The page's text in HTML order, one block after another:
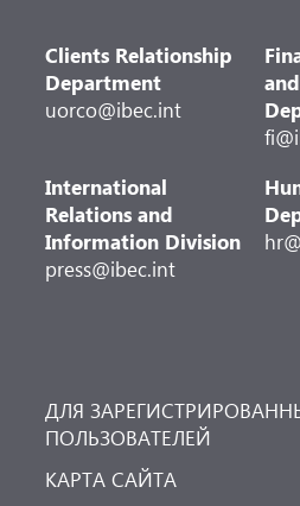
Clients Relationship
Department
uorco@ibec.int
International
Relations and
Information Division
press@ibec.int
ДЛЯ
ПОЛЬЗОВАТЕЛЕЙ
КАРТА САЙТА